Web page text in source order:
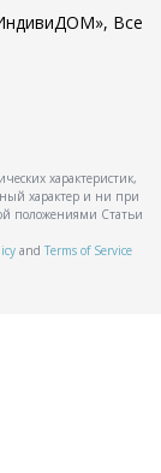
Все
характеристик,
характер и ни при
положениями Статьи
and Terms of Service